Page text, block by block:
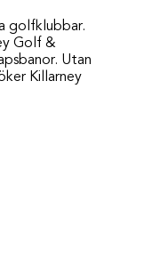
golfklubbar.
Golf &
Utan
Killarney